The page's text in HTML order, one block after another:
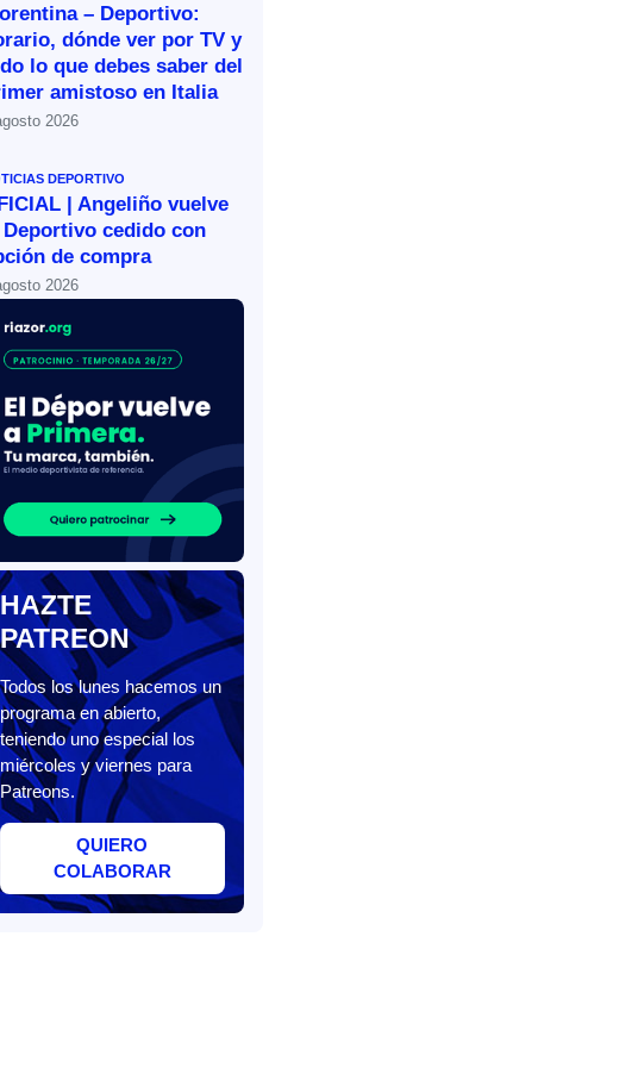
– Deportivo:
dónde ver por TV y
lo que debes saber del
amistoso en Italia
2026
DEPORTIVO
| Angeliño vuelve
cedido con
de compra
2026
HAZTE
PATREON
Todos los lunes hacemos un
programa en abierto,
teniendo uno especial los
miércoles y viernes para
Patreons.
QUIERO
COLABORAR